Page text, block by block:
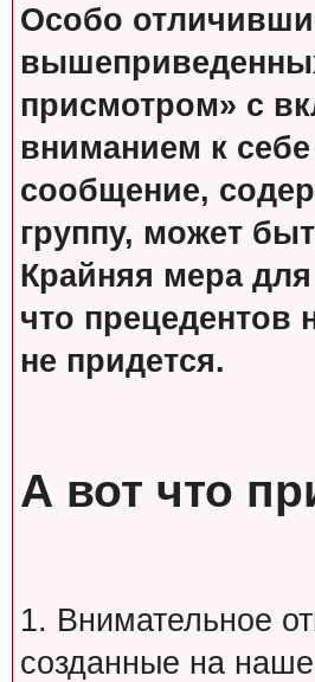
Особо
присмотром» с
вниманием к
сообщение,
группу, может
Крайняя мера
что прецедентов
не придется.
А вот что
1. Внимательное
созданные на